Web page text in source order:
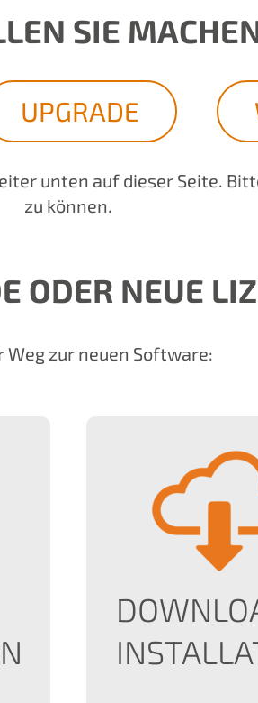
SIE
UPGRADE
unten auf dieser Seite.
zu können.
ODER NEUE
Weg zur neuen Software: